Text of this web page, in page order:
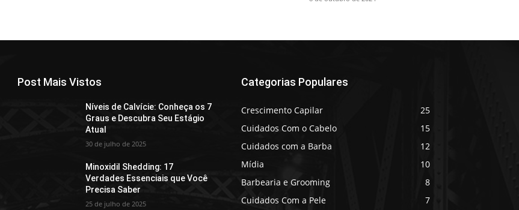
Post Mais Vistos
Níveis de Calvície: Conheça os 7
Graus e Descubra Seu Estágio
Atual
30 de julho de 2025
Minoxidil Shedding: 17
Verdades Essenciais que Você
Precisa Saber
25 de julho de 2025
Categorias Populares
Crescimento Capilar
25
Cuidados Com o Cabelo
15
Cuidados com a Barba
12
Mídia
10
Barbearia e Grooming
8
Cuidados Com a Pele
7